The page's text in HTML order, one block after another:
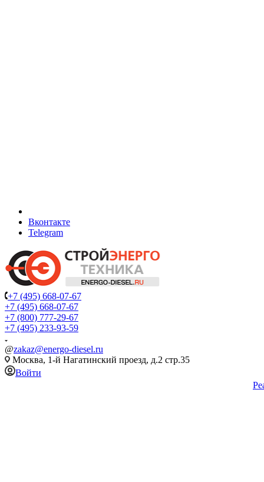
Вконтакте
Telegram
+7 (495) 668-07-67
+7 (495) 668-07-67
+7 (800) 777-29-67
+7 (495) 233-93-59
@zakaz@energo-diesel.ru
Москва, 1-й Нагатинский проезд, д.2 стр.35
Войти